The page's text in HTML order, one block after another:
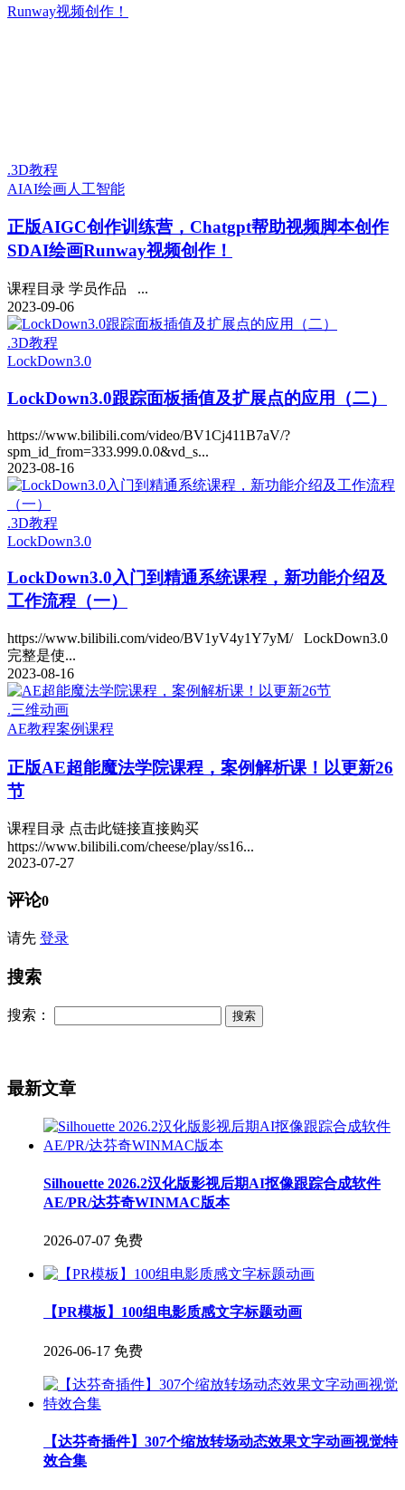
.3D教程
AIAI绘画人工智能
正版AIGC创作训练营，Chatgpt帮助视频脚本创作
SDAI绘画Runway视频创作！
课程目录 学员作品 ...
2023-09-06
.3D教程
LockDown3.0
LockDown3.0跟踪面板插值及扩展点的应用（二）
https://www.bilibili.com/video/BV1Cj411B7aV/?
spm_id_from=333.999.0.0&vd_s...
2023-08-16
.3D教程
LockDown3.0
LockDown3.0入门到精通系统课程，新功能介绍及
工作流程（一）
https://www.bilibili.com/video/BV1yV4y1Y7yM/ LockDown3.0
完整是使...
2023-08-16
.三维动画
AE教程案例课程
正版AE超能魔法学院课程，案例解析课！以更新26
节
课程目录 点击此链接直接购买
https://www.bilibili.com/cheese/play/ss16...
2023-07-27
评论0
请先 登录
搜索
搜索：
最新文章
Silhouette 2026.2汉化版影视后期AI抠像跟踪合成软件
AE/PR/达芬奇WINMAC版本
2026-07-07 免费
【PR模板】100组电影质感文字标题动画
2026-06-17 免费
【达芬奇插件】307个缩放转场动态效果文字动画视觉特
效合集